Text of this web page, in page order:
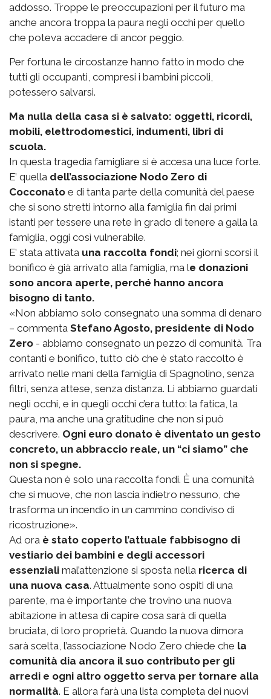
addosso. Troppe le preoccupazioni per il futuro ma
anche ancora troppa la paura negli occhi per quello
che poteva accadere di ancor peggio.
Per fortuna le circostanze hanno fatto in modo che
tutti gli occupanti, compresi i bambini piccoli,
potessero salvarsi.
Ma nulla della casa si è salvato: oggetti, ricordi,
mobili, elettrodomestici, indumenti, libri di
scuola.
In questa tragedia famigliare si è accesa una luce forte.
E’ quella dell’associazione Nodo Zero di
Cocconato e di tanta parte della comunità del paese
che si sono stretti intorno alla famiglia fin dai primi
istanti per tessere una rete in grado di tenere a galla la
famiglia, oggi così vulnerabile.
E’ stata attivata una raccolta fondi; nei giorni scorsi il
bonifico è già arrivato alla famiglia, ma le donazioni
sono ancora aperte, perché hanno ancora
bisogno di tanto.
«Non abbiamo solo consegnato una somma di denaro
– commenta Stefano Agosto, presidente di Nodo
Zero - abbiamo consegnato un pezzo di comunità. Tra
contanti e bonifico, tutto ciò che è stato raccolto è
arrivato nelle mani della famiglia di Spagnolino, senza
filtri, senza attese, senza distanza. Li abbiamo guardati
negli occhi, e in quegli occhi c’era tutto: la fatica, la
paura, ma anche una gratitudine che non si può
descrivere. Ogni euro donato è diventato un gesto
concreto, un abbraccio reale, un “ci siamo” che
non si spegne.
Questa non è solo una raccolta fondi. È una comunità
che si muove, che non lascia indietro nessuno, che
trasforma un incendio in un cammino condiviso di
ricostruzione».
Ad ora è stato coperto l’attuale fabbisogno di
vestiario dei bambini e degli accessori
essenziali mal’attenzione si sposta nella ricerca di
una nuova casa. Attualmente sono ospiti di una
parente, ma è importante che trovino una nuova
abitazione in attesa di capire cosa sarà di quella
bruciata, di loro proprietà. Quando la nuova dimora
sarà scelta, l’associazione Nodo Zero chiede che la
comunità dia ancora il suo contributo per gli
arredi e ogni altro oggetto serva per tornare alla
normalità. E allora farà una lista completa dei nuovi